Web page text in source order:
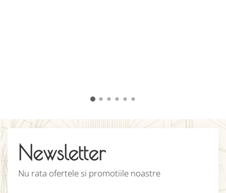
Newsletter
Nu rata ofertele si promotiile noastre